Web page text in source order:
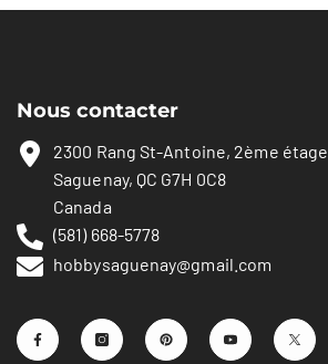
Nous contacter
2300 Rang St-Antoine, 2ème étage
Saguenay, QC G7H 0C8
Canada
(581) 668-5778
hobbysaguenay@gmail.com